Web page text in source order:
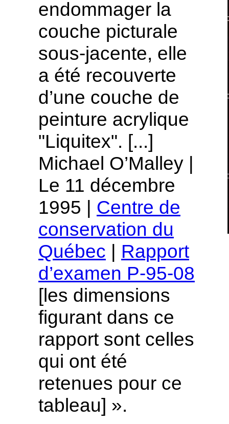
endommager la
couche picturale
sous-jacente, elle
a été recouverte
d’une couche de
peinture acrylique
"Liquitex". [...]
Michael O’Malley |
Le 11 décembre
1995 | Centre de
conservation du
Québec | Rapport
d’examen P-95-08
[les dimensions
figurant dans ce
rapport sont celles
qui ont été
retenues pour ce
tableau] ».